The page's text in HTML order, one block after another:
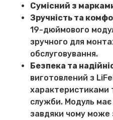
Сумісний з
Зручність та
19-дюймового
зручного для
обслуговування.
Безпека та
виготовлений з
характеристиками
служби. Модуль
завдяки чому може